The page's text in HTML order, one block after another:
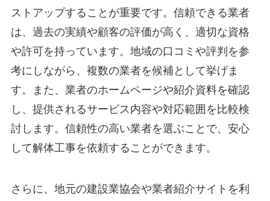
ストアップすることが重要です。信頼できる業者
は、過去の実績や顧客の評価が高く、適切な資格
や許可を持っています。地域の口コミや評判を参
考にしながら、複数の業者を候補として挙げま
す。また、業者のホームページや紹介資料を確認
し、提供されるサービス内容や対応範囲を比較検
討します。信頼性の高い業者を選ぶことで、安心
して解体工事を依頼することができます。
さらに、地元の建設業協会や業者紹介サイトを利